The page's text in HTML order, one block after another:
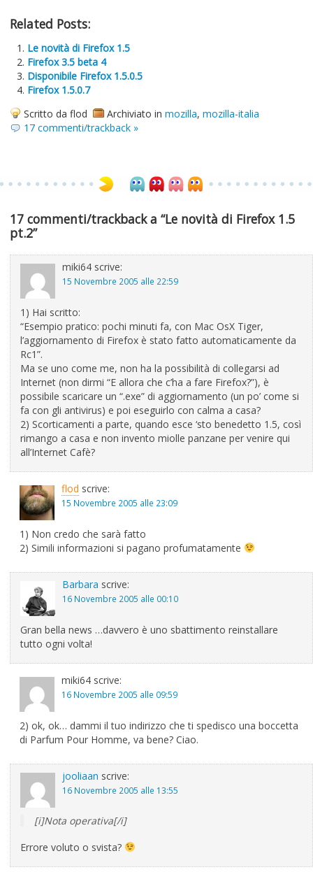
Related Posts:
Le novità di Firefox 1.5
Firefox 3.5 beta 4
Disponibile Firefox 1.5.0.5
Firefox 1.5.0.7
Scritto da flod
Archiviato in mozilla, mozilla-italia
17 commenti/trackback »
17 commenti/trackback a “Le novità di Firefox 1.5
pt.2”
miki64 scrive:
15 Novembre 2005 alle 22:59
1) Hai scritto:
“Esempio pratico: pochi minuti fa, con Mac OsX Tiger,
l’aggiornamento di Firefox è stato fatto automaticamente da
Rc1”.
Ma se uno come me, non ha la possibilità di collegarsi ad
Internet (non dirmi “E allora che c’ha a fare Firefox?”), è
possibile scaricare un “.exe” di aggiornamento (un po’ come si
fa con gli antivirus) e poi eseguirlo con calma a casa?
2) Scorticamenti a parte, quando esce ‘sto benedetto 1.5, così
rimango a casa e non invento miolle panzane per venire qui
all’Internet Cafè?
flod scrive:
15 Novembre 2005 alle 23:09
1) Non credo che sarà fatto
2) Simili informazioni si pagano profumatamente
Barbara scrive:
16 Novembre 2005 alle 00:10
Gran bella news …davvero è uno sbattimento reinstallare
tutto ogni volta!
miki64 scrive:
16 Novembre 2005 alle 09:59
2) ok, ok… dammi il tuo indirizzo che ti spedisco una boccetta
di Parfum Pour Homme, va bene? Ciao.
jooliaan scrive:
16 Novembre 2005 alle 13:55
[i]Nota operativa[/i]
Errore voluto o svista?